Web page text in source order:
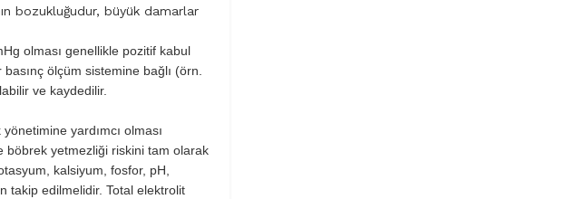
bozukluğudur, büyük damarlar
olması genellikle pozitif kabul
ölçüm sis­temine bağlı (örn.
ve kaydedilir.
yardımcı olması
böbrek yetmezliği riskini tam olarak
kalsiyum, fosfor, pH,
takip edilmelidir. Total elektrolit